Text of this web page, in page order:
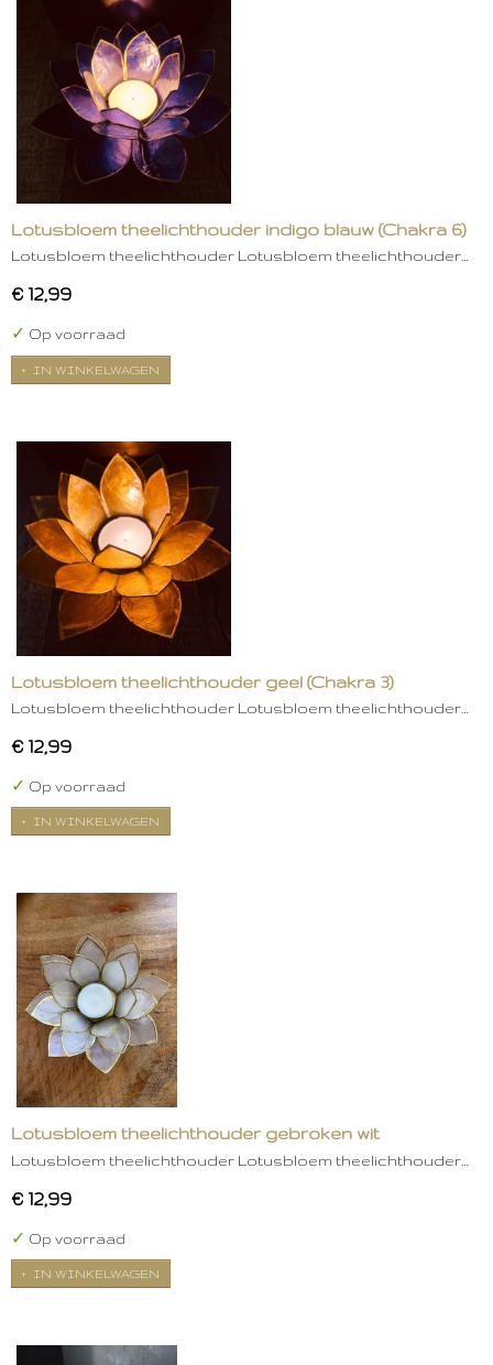
Lotusbloem theelichthouder indigo blauw (Chakra 6)
Lotusbloem theelichthouder Lotusbloem theelichthouder…
€ 12,99
✓ Op voorraad
IN WINKELWAGEN
Lotusbloem theelichthouder geel (Chakra 3)
Lotusbloem theelichthouder Lotusbloem theelichthouder…
€ 12,99
✓ Op voorraad
IN WINKELWAGEN
Lotusbloem theelichthouder gebroken wit
Lotusbloem theelichthouder Lotusbloem theelichthouder…
€ 12,99
✓ Op voorraad
IN WINKELWAGEN